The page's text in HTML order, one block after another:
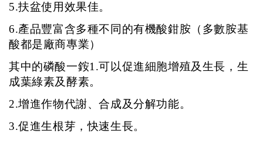
5.扶盆使用效果佳。
6.產品豐富含多種不同的有機酸鉗胺 （多數胺基
酸都是廠商專業）
其中的磷酸一銨1.可以促進細胞增殖及生長，生
成葉綠素及酵素。
2.增進作物代謝、合成及分解功能。
3.促進生根芽，快速生長。